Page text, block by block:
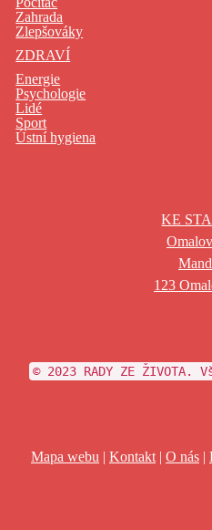
Zahrada
Zlepšováky
ZDRAVÍ
Energie
Psychologie
Lidé
Sport
Ústní hygiena
KE
123
© 2023 RADY ZE ŽIVOTA.
Mapa webu | Kontakt| O nás|